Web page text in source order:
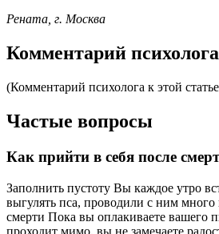
Рената, г. Москва
Комментарий
(Комментарий психолога к этой
Частые вопросы
Как прийти в себя после
Заполнить пустоту Вы каждое утро
выгулять пса, проводили с ним
смерти Пока вы оплакиваете вашего
проходит мимо, вы не замечаете